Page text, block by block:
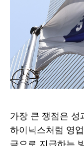
가장 큰 쟁점은 성
하이닉스처럼 영
금으로 지급하는